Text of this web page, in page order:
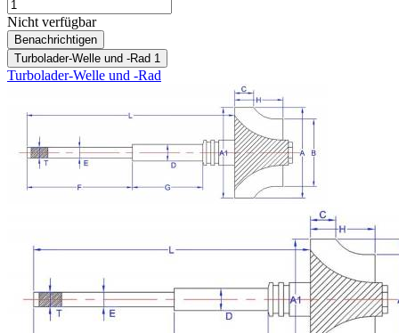
Nicht verfügbar
Benachrichtigen
Turbolader-Welle und -Rad 1
Turbolader-Welle und -Rad